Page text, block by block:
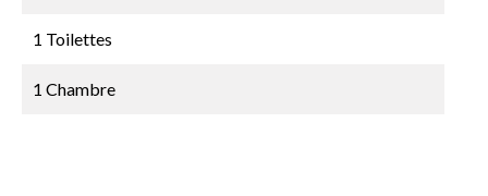
1 Toilettes
1 Chambre